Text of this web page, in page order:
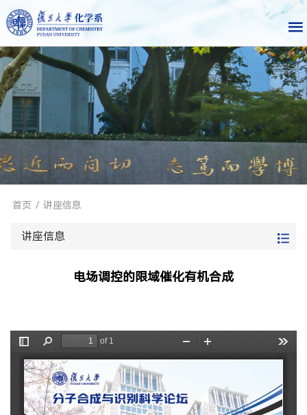
首页 / 讲座信息
讲座信息
电场调控的限域催化有机合成